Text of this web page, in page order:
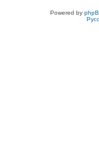
Powered by